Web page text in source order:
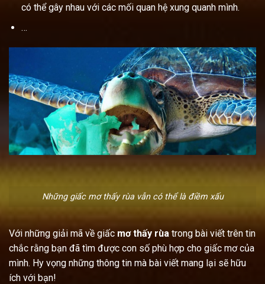
có thể gây nhau với các mối quan hệ xung quanh mình.
…
Những giấc mơ thấy rùa vẫn có thể là điềm xấu
Với những giải mã về giấc mơ thấy rùa trong bài viết trên tin
chắc rằng bạn đã tìm được con số phù hợp cho giấc mơ của
mình. Hy vọng những thông tin mà bài viết mang lại sẽ hữu
ích với bạn!